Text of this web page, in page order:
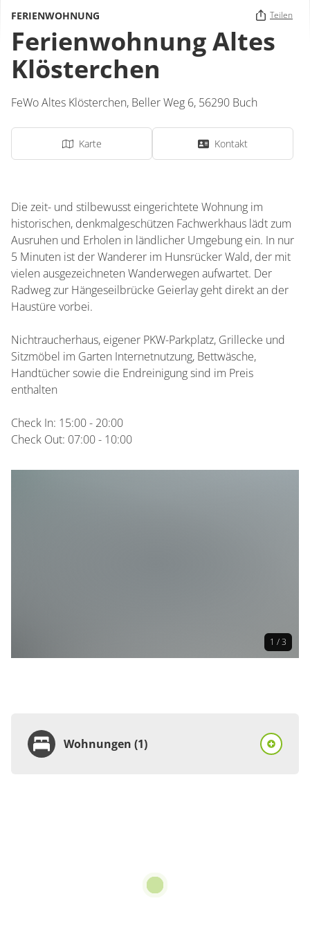
FERIENWOHNUNG Teilen
Ferienwohnung Altes
Klösterchen
FeWo Altes Klösterchen, Beller Weg 6, 56290 Buch
Karte Kontakt
Die zeit- und stilbewusst eingerichtete Wohnung im
historischen, denkmalgeschützen Fachwerkhaus lädt zum
Ausruhen und Erholen in ländlicher Umgebung ein. In nur
5 Minuten ist der Wanderer im Hunsrücker Wald, der mit
vielen ausgezeichneten Wanderwegen aufwartet. Der
Radweg zur Hängeseilbrücke Geierlay geht direkt an der
Haustüre vorbei.
Nichtraucherhaus, eigener PKW-Parkplatz, Grillecke und
Sitzmöbel im Garten Internetnutzung, Bettwäsche,
Handtücher sowie die Endreinigung sind im Preis
enthalten
Check In: 15:00 - 20:00
Check Out: 07:00 - 10:00
1 / 3
Wohnungen (1)
pro Einheit/Nacht